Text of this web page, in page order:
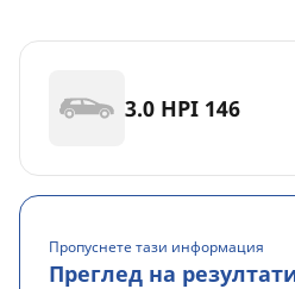
3.0 HPI 146
Пропуснете тази информация
Преглед на